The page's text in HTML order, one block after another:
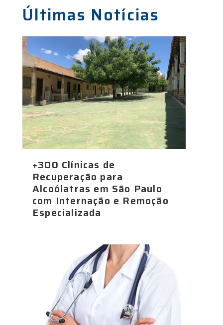
Últimas Notícias
+300 Clínicas de
Recuperação para
Alcoólatras em São Paulo
com Internação e Remoção
Especializada